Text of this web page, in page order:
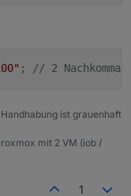
; // 2
ist grauenhaft
mit 2 VM (iob /
1